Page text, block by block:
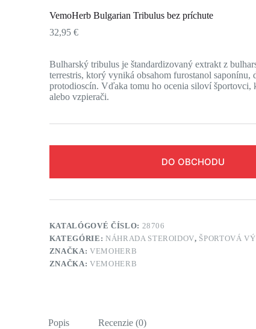
VemoHerb Bulgarian Tribulus bez príchute
32,95 €
Bulharský tribulus je štandardizovaný extrakt z
terrestris, ktorý vyniká obsahom furostanol saponínu,
protodioscín. Vďaka tomu ho ocenia siloví športovci,
alebo vzpierači.
DO OBCHODU
KATALÓGOVÉ ČÍSLO: 28706
KATEGÓRIE: NÁHRADA STEROIDOV, ŠPORTOVÁ
ZNAČKA:VEMOHERB
ZNAČKA:VEMOHERB
Popis Recenzie (0)